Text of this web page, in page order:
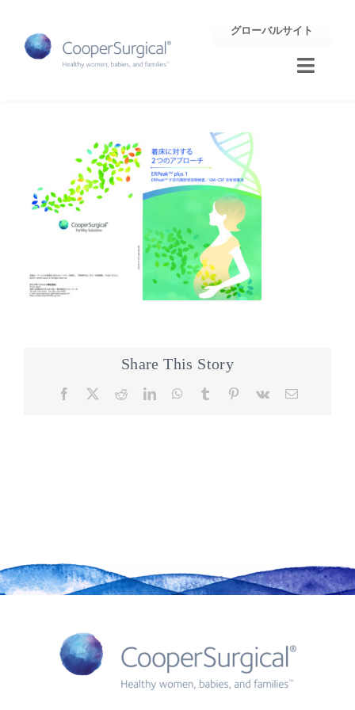
content
グローバルサイト
Toggle
サポート
お問合せ
Share This Story
Facebook RedditLinkedInWhatsApp
Tumblr Pinterest
Vk Email